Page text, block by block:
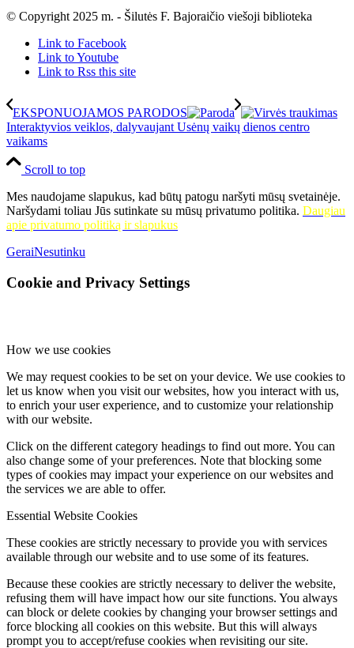
© Copyright 2025 m. - Šilutės F. Bajoraičio viešoji biblioteka
Link to Facebook
Link to Youtube
Link to Rss this site
EKSPONUOJAMOS PARODOS
Interaktyvios veiklos, dalyvaujant Usėnų vaikų dienos centro
vaikams
Scroll to top
Mes naudojame slapukus, kad būtų patogu naršyti mūsų svetainėje.
Naršydami toliau Jūs sutinkate su mūsų privatumo politika. Daugiau
apie privatumo politiką ir slapukus
GeraiNesutinku
Cookie and Privacy Settings
How we use cookies
We may request cookies to be set on your device. We use cookies to
let us know when you visit our websites, how you interact with us,
to enrich your user experience, and to customize your relationship
with our website.
Click on the different category headings to find out more. You can
also change some of your preferences. Note that blocking some
types of cookies may impact your experience on our websites and
the services we are able to offer.
Essential Website Cookies
These cookies are strictly necessary to provide you with services
available through our website and to use some of its features.
Because these cookies are strictly necessary to deliver the website,
refusing them will have impact how our site functions. You always
can block or delete cookies by changing your browser settings and
force blocking all cookies on this website. But this will always
prompt you to accept/refuse cookies when revisiting our site.